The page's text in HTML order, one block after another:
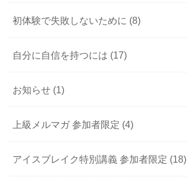
初体験で失敗しないために (8)
自分に自信を持つには (17)
お知らせ (1)
上級メルマガ 参加者限定 (4)
アイスブレイク特別講義 参加者限定 (18)